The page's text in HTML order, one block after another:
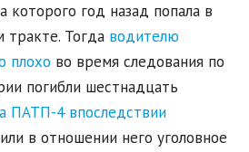
которого год назад попала в
Тогда водителю
плохо во время следования по
погибли шестнадцать
ПАТП-4 впоследствии
в отношении него уголовное